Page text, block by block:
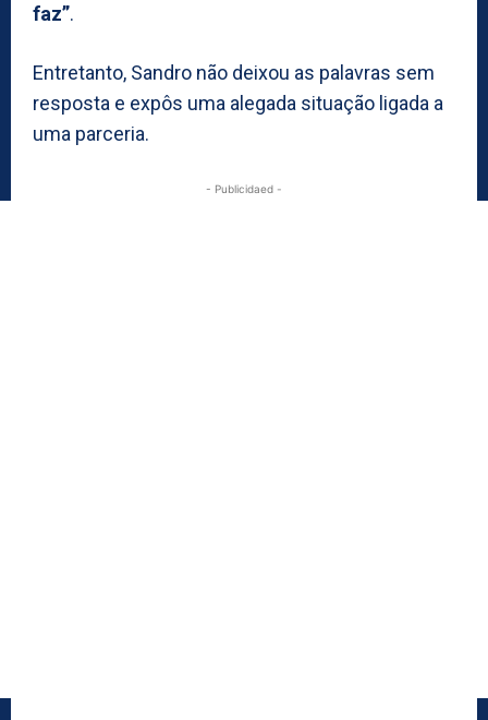
faz”.
Entretanto, Sandro não deixou as palavras sem
resposta e expôs uma alegada situação ligada a
uma parceria.
- Publicidaed -